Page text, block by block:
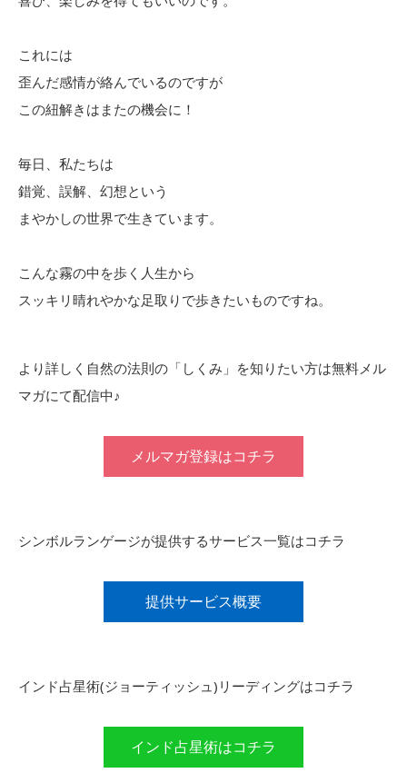
これには
歪んだ感情が絡んでいるのですが
この紐解きはまたの機会に！
毎日、私たちは
錯覚、誤解、幻想という
まやかしの世界で生きています。
こんな霧の中を歩く人生から
スッキリ晴れやかな足取りで歩きたいものですね。
より詳しく自然の法則の「しくみ」を知りたい方は無料メル
マガにて配信中♪
メルマガ登録はコチラ
シンボルランゲージが提供するサービス一覧はコチラ
提供サービス概要
インド占星術(ジョーティッシュ)リーディングはコチラ
インド占星術はコチラ